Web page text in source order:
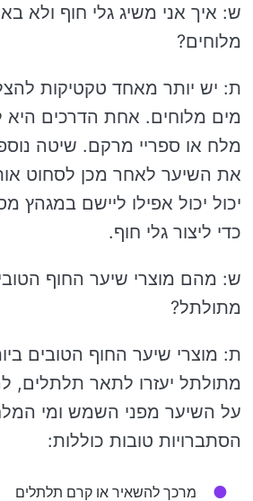
ש: איך אני משיג גלי חוף ולא
מלוחים?
ת: יש יותר מאחד טקטיקות
מים מלוחים. אחת הדרכים היא
מלח או ספריי מרקם. שיטה
את השיער לאחר מכן לסחוט
יכול יכול אפילו ליישם במגהץ
כדי ליצור גלי חוף.
ש: מהם מוצרי שיער החוף
מתולתל?
ת: מוצרי שיער החוף הטובים
מתולתל יעזרו לתאר תלתלים,
על השיער מפני השמש ומי
הסתברויות טובות כוללות:
מרכך להשאיר או קרם תלתלים